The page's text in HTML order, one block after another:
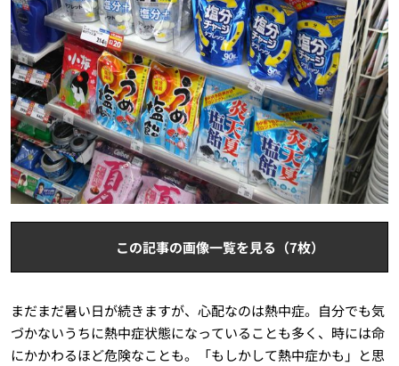
この記事の画像一覧を見る（7枚）
まだまだ暑い日が続きますが、心配なのは熱中症。自分でも気
づかないうちに熱中症状態になっていることも多く、時には命
にかかわるほど危険なことも。「もしかして熱中症かも」と思